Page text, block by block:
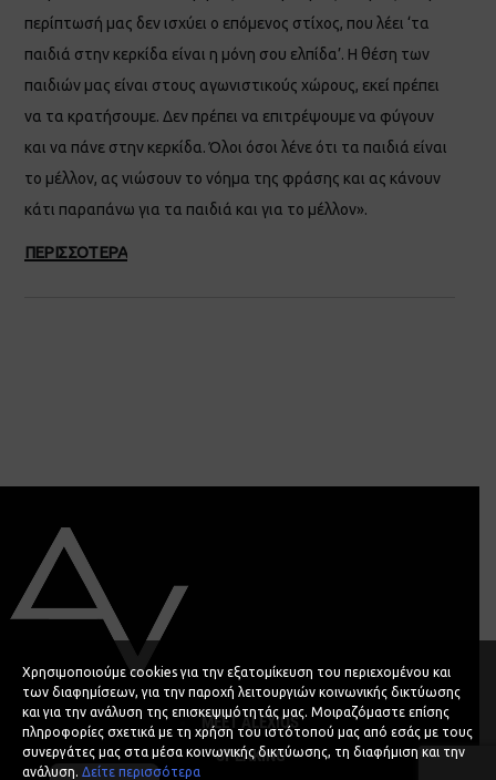
περίπτωσή μας δεν ισχύει ο επόμενος στίχος, που λέει ‘τα
παιδιά στην κερκίδα είναι η μόνη σου ελπίδα’. Η θέση των
παιδιών μας είναι στους αγωνιστικούς χώρους, εκεί πρέπει
να τα κρατήσουμε. Δεν πρέπει να επιτρέψουμε να φύγουν
και να πάνε στην κερκίδα. Όλοι όσοι λένε ότι τα παιδιά είναι
το μέλλον, ας νιώσουν το νόημα της φράσης και ας κάνουν
κάτι παραπάνω για τα παιδιά και για το μέλλον».
ΠΕΡΙΣΣΟΤΕΡΑ
MEET ALEXIOS
SPEAKING
Χρησιμοποιούμε cookies για την εξατομίκευση του περιεχομένου και
των διαφημίσεων, για την παροχή λειτουργιών κοινωνικής δικτύωσης
και για την ανάλυση της επισκεψιμότητάς μας. Μοιραζόμαστε επίσης
πληροφορίες σχετικά με τη χρήση του ιστότοπού μας από εσάς με τους
συνεργάτες μας στα μέσα κοινωνικής δικτύωσης, τη διαφήμιση και την
ανάλυση. Δείτε περισσότερα